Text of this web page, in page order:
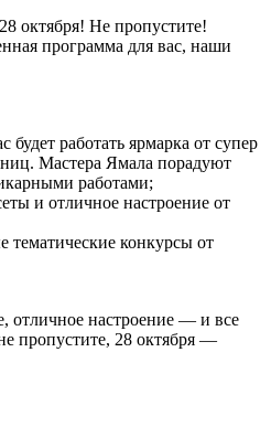
октября! Не пропустите!
программа для вас, наши
будет работать ярмарка от супер
Мастера Ямала порадуют
работами;
и отличное настроение от
тематические конкурсы от
отличное настроение — и все
пропустите, 28 октября —